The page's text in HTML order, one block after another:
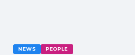
NEWS PEOPLE